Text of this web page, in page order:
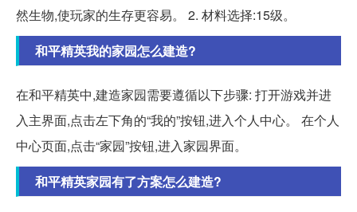
然生物,使玩家的生存更容易。 2. 材料选择:15级。
和平精英我的家园怎么建造?
在和平精英中,建造家园需要遵循以下步骤: 打开游戏并进
入主界面,点击左下角的“我的”按钮,进入个人中心。 在个人
中心页面,点击“家园”按钮,进入家园界面。
和平精英家园有了方案怎么建造?